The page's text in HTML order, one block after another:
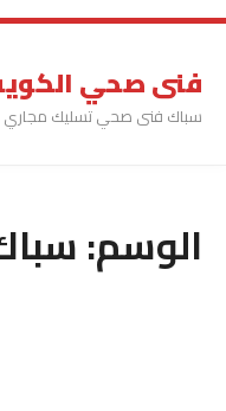
فنى صحي الكويت
سباك فنى صحي تسليك مجاري
الوسم:سباك